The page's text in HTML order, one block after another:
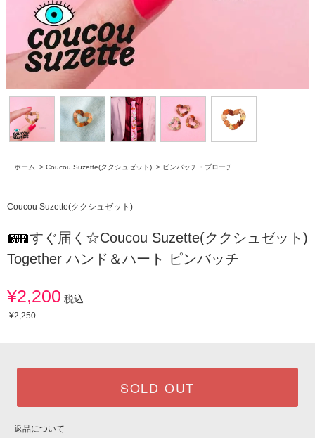
ホーム > Coucou Suzette(ククシュゼット) > ピンバッチ・ブローチ
Coucou Suzette(ククシュゼット)
すぐ届く☆Coucou Suzette(ククシュゼット)
Together ハンド＆ハート ピンバッチ
¥2,200 税込
¥2,250
SOLD OUT
返品について